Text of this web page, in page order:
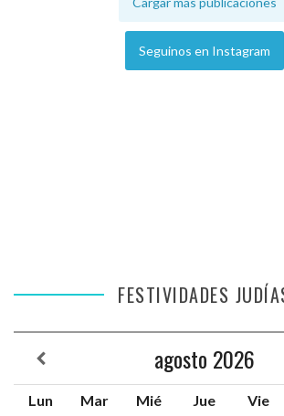
Seguinos en Instagram
FESTIVIDADES
agosto 2026
Lun Mar Mié Jue Vie